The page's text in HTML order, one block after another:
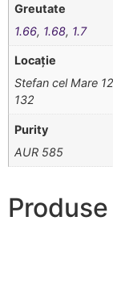
Greutate
1.66, 1.68, 1.7
Locație
Stefan cel Mare
132
Purity
AUR 585